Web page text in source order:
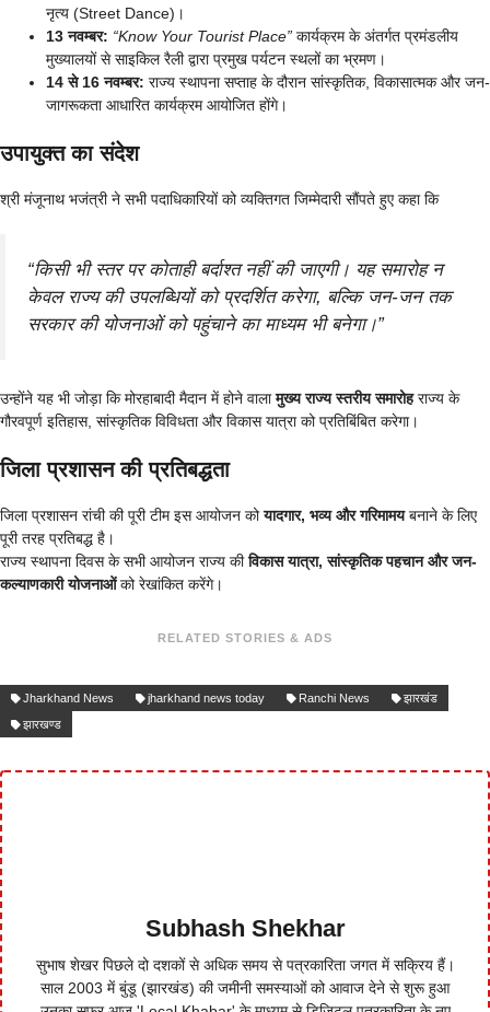
नृत्य (Street Dance)।
13 नवम्बर: “Know Your Tourist Place” कार्यक्रम के अंतर्गत प्रमंडलीय
मुख्यालयों से साइकिल रैली द्वारा प्रमुख पर्यटन स्थलों का भ्रमण।
14 से 16 नवम्बर: राज्य स्थापना सप्ताह के दौरान सांस्कृतिक, विकासात्मक और जन-
जागरूकता आधारित कार्यक्रम आयोजित होंगे।
उपायुक्त का संदेश
श्री मंजूनाथ भजंत्री ने सभी पदाधिकारियों को व्यक्तिगत जिम्मेदारी सौंपते हुए कहा कि
“किसी भी स्तर पर कोताही बर्दाश्त नहीं की जाएगी। यह समारोह न
केवल राज्य की उपलब्धियों को प्रदर्शित करेगा, बल्कि जन-जन तक
सरकार की योजनाओं को पहुंचाने का माध्यम भी बनेगा।”
उन्होंने यह भी जोड़ा कि मोरहाबादी मैदान में होने वालामुख्य राज्य स्तरीय समारोहराज्य के
गौरवपूर्ण इतिहास, सांस्कृतिक विविधता और विकास यात्रा को प्रतिबिंबित करेगा।
जिला प्रशासन की प्रतिबद्धता
जिला प्रशासन रांची की पूरी टीम इस आयोजन कोयादगार, भव्य और गरिमामयबनाने के लिए
पूरी तरह प्रतिबद्ध है।
राज्य स्थापना दिवस के सभी आयोजन राज्य कीविकास यात्रा, सांस्कृतिक पहचान और जन-
कल्याणकारी योजनाओंको रेखांकित करेंगे।
RELATED STORIES & ADS
Jharkhand News jharkhand news today Ranchi News
झारखंड
झारखण्ड
Subhash Shekhar
सुभाष शेखर पिछले दो दशकों से अधिक समय से पत्रकारिता जगत में सक्रिय हैं।
साल 2003 में बुंडू (झारखंड) की जमीनी समस्याओं को आवाज देने से शुरू हुआ